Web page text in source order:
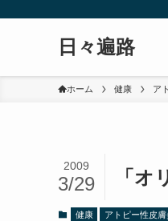
日々遍路
ホーム 健康 ア
「
2009
3/29
健康 アトピー性皮膚